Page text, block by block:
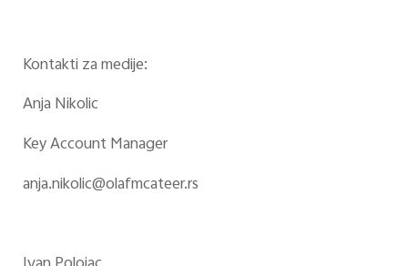
Kontakti za medije:
Anja Nikolic
Key Account Manager
anja.nikolic@olafmcateer.rs